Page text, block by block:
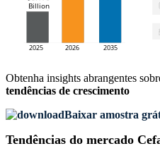
Obtenha insights abrangentes
tendências de crescimento
Baixar amostra
Tendências do mercado